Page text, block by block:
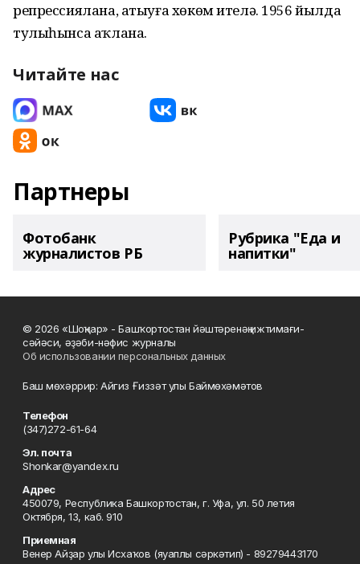
репрессиялана, атыуға хөкөм ителә. 1956 йылда
тулыһынса аҡлана.
Читайте нас
Партнеры
Фотобанк
журналистов РБ
Рубрика "Еда и
напитки"
© 2026 «Шоңҡар» - Башҡортостан йәштәренәң ижтимағи-
сәйәси, әҙәби-нәфис журналы
Об использовании персональных данных
Баш мөхәррир: Айгиз Ғиззәт улы Баймөхәмәтов
Телефон
(347)272-61-64
Эл. почта
Shonkar@yandex.ru
Адрес
450079, Республика Башкортостан, г. Уфа, ул. 50 летия
Октября, 13, каб. 910
Приемная
Венер Айҙар улы Исхаҡов (яуаплы сәркәтип) - 89279443170